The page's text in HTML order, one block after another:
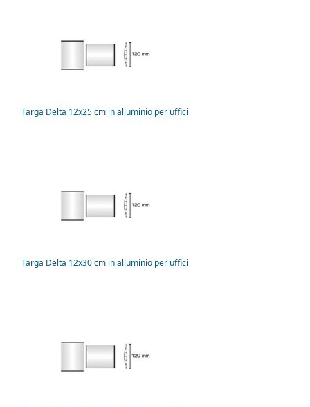
Targa Delta 12x25 cm in alluminio per uffici
Targa Delta 12x30 cm in alluminio per uffici